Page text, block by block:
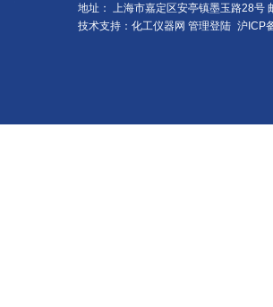
地址： 上海市嘉定区安亭镇墨玉路28号
技术支持：化工仪器网 管理登陆 沪ICP